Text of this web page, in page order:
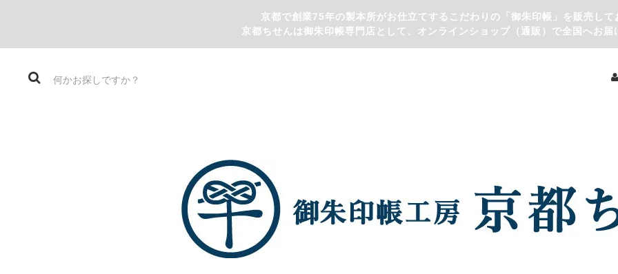
京都で創業75年の製本所がお仕立てするこだわりの「御朱印帳」を販売して
京都ちせんは御朱印帳専門店として、オンラインショップ（通販）で全国へお届